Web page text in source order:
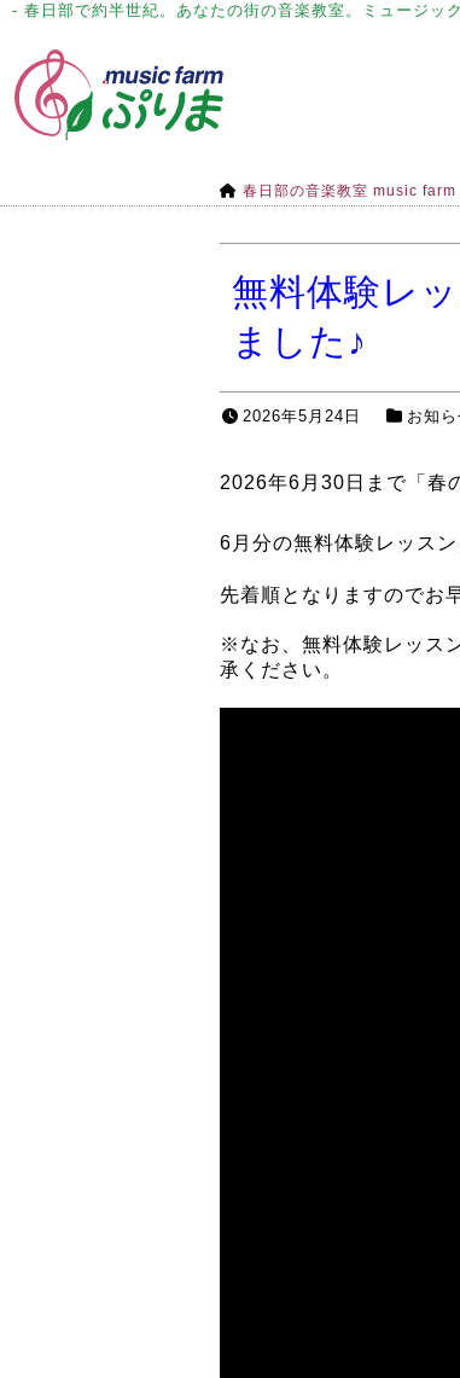
- 春日部で約半世紀。あなたの街の音楽教室。ミュージッ
春日部の音楽教室 music farm
無料体験レ
ました♪
2026年5月24日 お知ら
2026年6月30日まで「春
6月分の無料体験レッスン
先着順となりますのでお
※なお、無料体験レッス
承ください。